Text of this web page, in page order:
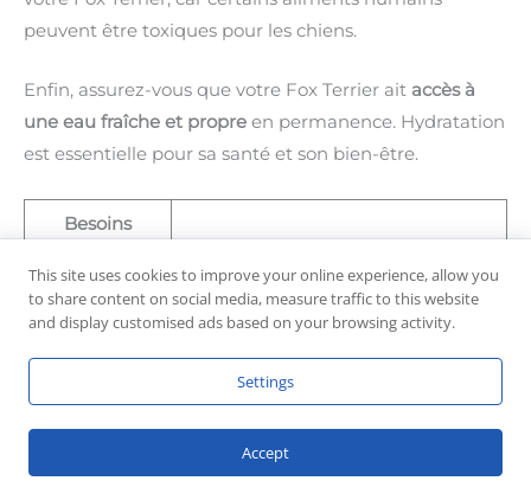
peuvent être toxiques pour les chiens.
Enfin, assurez-vous que votre Fox Terrier ait accès à
une eau fraîche et propre en permanence. Hydratation
est essentielle pour sa santé et son bien-être.
Besoins
du Fox Terrier
à Poil Dur
Description
haute qualité formulées pour les
petites races.
La quantité de nourriture dépend
This site uses cookies to improve your online experience, allow you
to share content on social media, measure traffic to this website
and display customised ads based on your browsing activity.
Settings
Accept